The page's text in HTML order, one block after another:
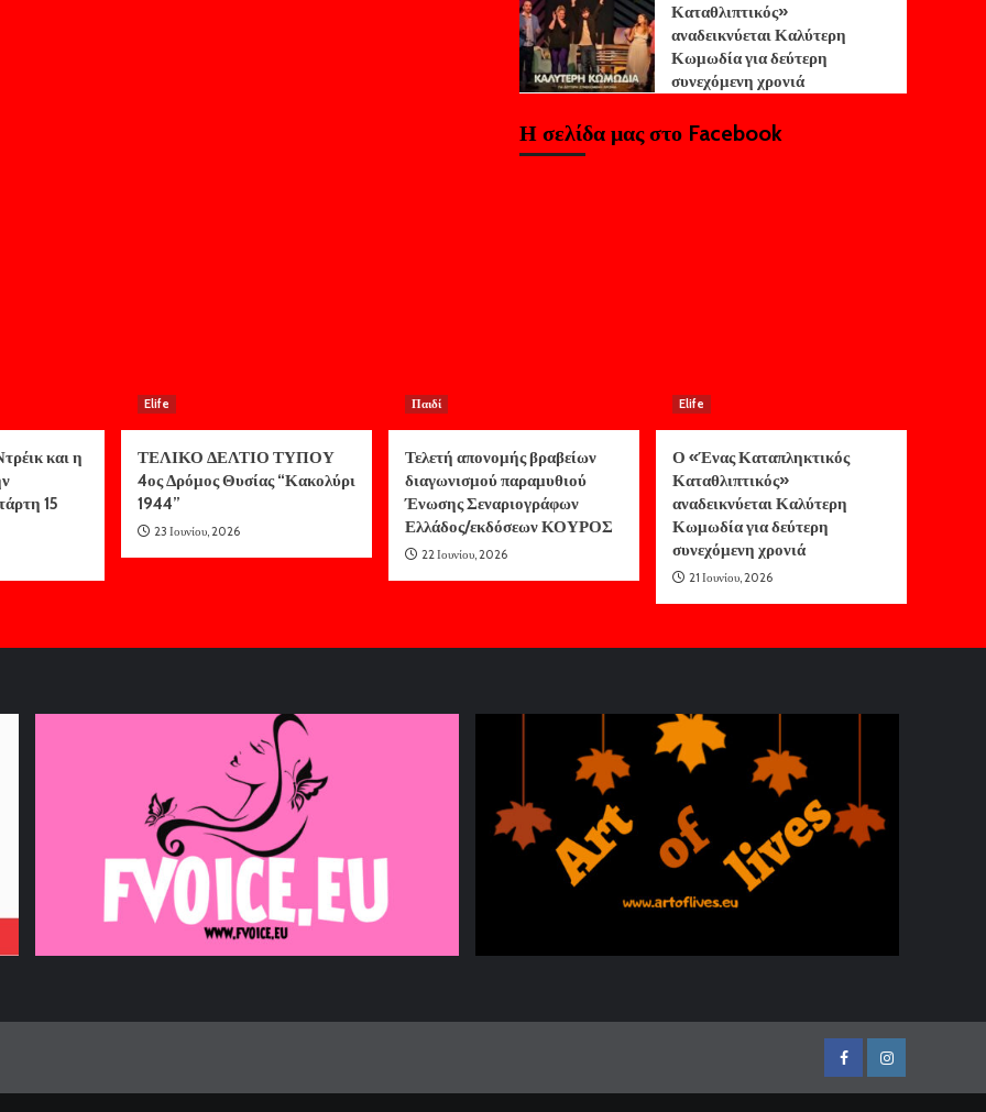
Καταθλιπτικός»
αναδεικνύεται Καλύτερη
Κωμωδία για δεύτερη
συνεχόμενη χρονιά
Η σελίδα μας στο Facebook
και η
15
Elife
ΤΕΛΙΚΟ ΔΕΛΤΙΟ ΤΥΠΟΥ
4ος Δρόμος Θυσίας “Κακολύρι
1944”
23 Ιουνίου, 2026
Παιδί
Τελετή απονομής βραβείων
διαγωνισμού παραμυθιού
Ένωσης Σεναριογράφων
Ελλάδος/εκδόσεων ΚΟΥΡΟΣ
22 Ιουνίου, 2026
Elife
Ο «Ένας Καταπληκτικός
Καταθλιπτικός»
αναδεικνύεται Καλύτερη
Κωμωδία για δεύτερη
συνεχόμενη χρονιά
21 Ιουνίου, 2026
FacebookInstagram